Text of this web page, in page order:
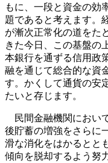
もに、一段と資金の効
題であると考えます。
が漸次正常化の道をた
きた今日、この基盤の
本銀行を通ずる信用政
融を通じて総合的な資
す。かくして通貨の安
たいと存じます。
民間金融機関におい
後貯蓄の増強をさらに
滑な消化をはかるとと
傾向を脱却するよう努